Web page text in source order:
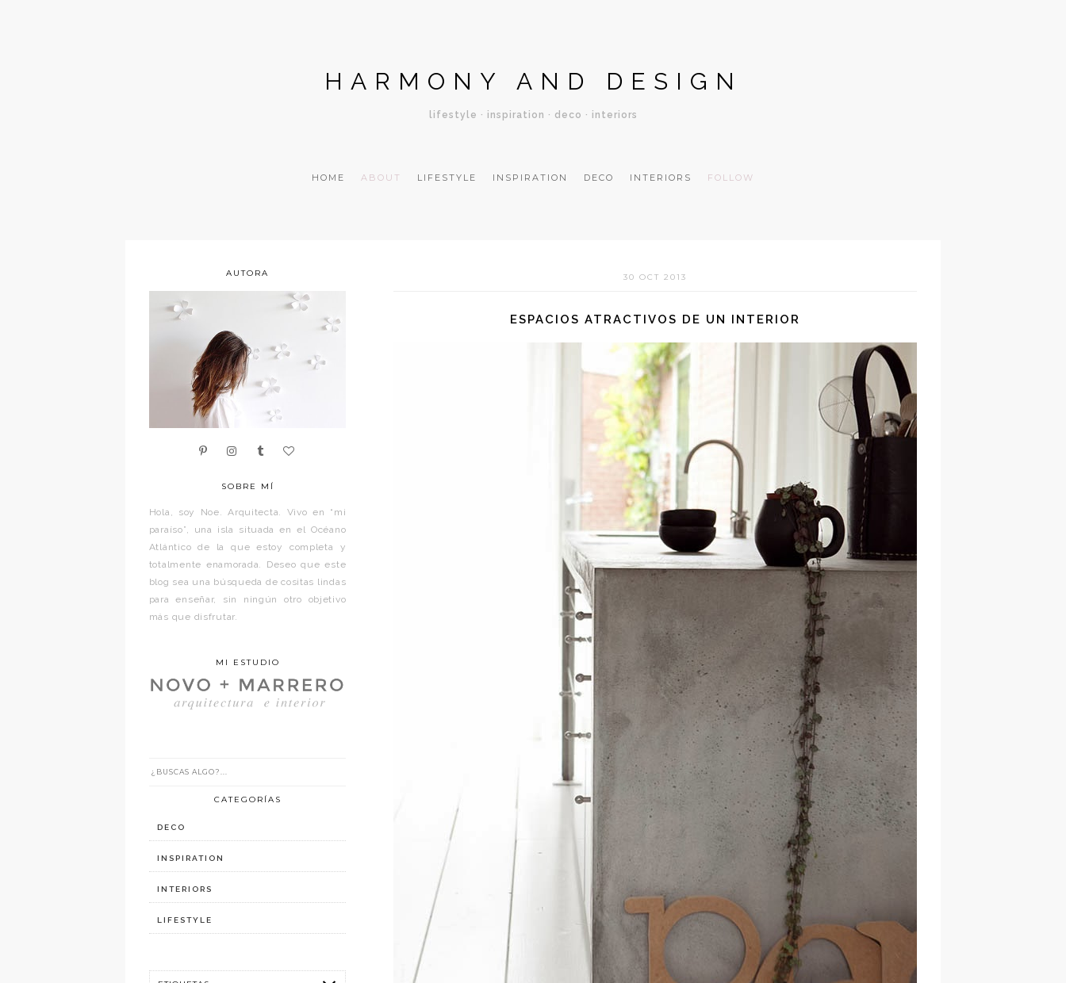
HARMONY AND DESIGN
lifestyle · inspiration · deco · interiors
HOME ABOUT LIFESTYLE INSPIRATION DECO INTERIORS FOLLOW
30 OCT 2013
ESPACIOS ATRACTIVOS DE UN INTERIOR
AUTORA
SOBRE MÍ
Hola, soy Noe. Arquitecta. Vivo en “mi
paraíso”, una isla situada en el Océano
Atlántico de la que estoy completa y
totalmente enamorada. Deseo que este
blog sea una búsqueda de cositas lindas
para enseñar, sin ningún otro objetivo
más que disfrutar.
MI ESTUDIO
CATEGORÍAS
DECO
INSPIRATION
INTERIORS
LIFESTYLE